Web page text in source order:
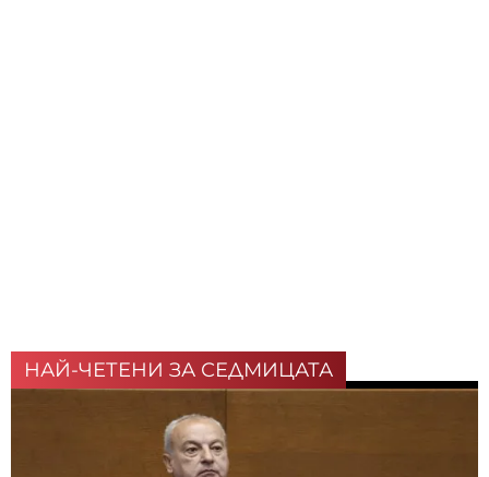
НАЙ-ЧЕТЕНИ ЗА СЕДМИЦАТА